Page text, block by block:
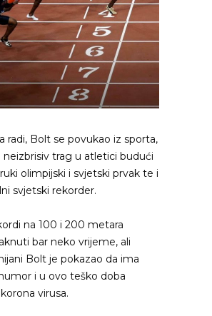
radi, Bolt se povukao iz sporta,
neizbrisiv trag u atletici budući
olimpijski i svjetski prvak te i
svjetski rekorder.
na 100 i 200 metara
bar neko vrijeme, ali
Bolt je pokazao da ima
i u ovo teško doba
virusa.